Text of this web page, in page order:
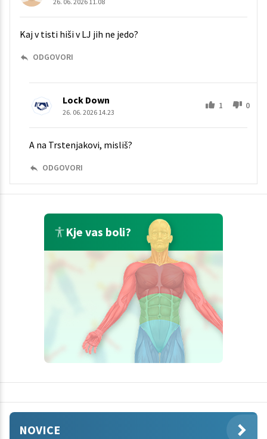
Kaj v tisti hiši v LJ jih ne jedo?
ODGOVORI
Lock Down
26. 06. 2026 14.23
1 0
A na Trstenjakovi, misliš?
ODGOVORI
Kje vas boli?
NOVICE